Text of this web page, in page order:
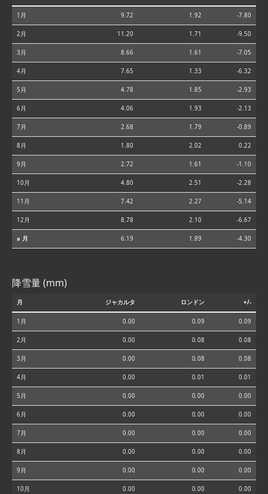
1月 9.72 1.92 -7.80
2月 11.20 1.71 -9.50
3月 8.66 1.61 -7.05
4月 7.65 1.33 -6.32
5月 4.78 1.85 -2.93
6月 4.06 1.93 -2.13
7月 2.68 1.79 -0.89
8月 1.80 2.02 0.22
9月 2.72 1.61 -1.10
10月 4.80 2.51 -2.28
11月 7.42 2.27 -5.14
12月 8.78 2.10 -6.67
⌀ 月 6.19 1.89 -4.30
降雪量 (mm)
月 ジャカルタ ロンドン +/-
1月 0.00 0.09 0.09
2月 0.00 0.08 0.08
3月 0.00 0.08 0.08
4月 0.00 0.01 0.01
5月 0.00 0.00 0.00
6月 0.00 0.00 0.00
7月 0.00 0.00 0.00
8月 0.00 0.00 0.00
9月 0.00 0.00 0.00
10月 0.00 0.00 0.00